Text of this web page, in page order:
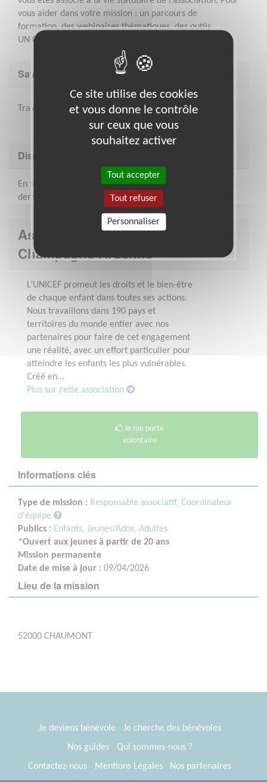
vous aider dans votre mission : un parcours de
formation, des webinaires thématiques, des outils
UNICEF et l’appui du comité.
Savoir être & compétences
Travail en équipe, adaptabilité, dynamisme et rigueur
Disponibilité demandée
En fonction du temps disponible, et au maximum une
demi-journée par semaine
Association : Unicef - Comité
Champagne-Ardenne
L’UNICEF promeut les droits et le bien-être
de chaque enfant dans toutes ses actions.
Nous travaillons dans 190 pays et
territoires du monde entier avec nos
partenaires pour faire de cet engagement
une réalité, avec un effort particulier pour
atteindre les enfants les plus vulnérables.
Créé en...
Plus sur cette association
Je me porte
volontaire
Informations clés
Type de mission : Responsable associatif, Coordinateur
d'équipe
Publics : Enfants, Jeunes/Ados, Adultes
*Ouvert aux jeunes à partir de 20 ans
Mission permanente
Date de mise à jour : 09/04/2026
Lieu de la mission
52000 CHAUMONT
Je deviens bénévole
Je cherche des bénévoles
Nos guides
Qui sommes-nous ?
Contactez-nous
Mentions Légales
Nos partenaires
Ce site utilise des cookies
et vous donne le contrôle
sur ceux que vous
souhaitez activer
Tout accepter
Tout refuser
Personnaliser